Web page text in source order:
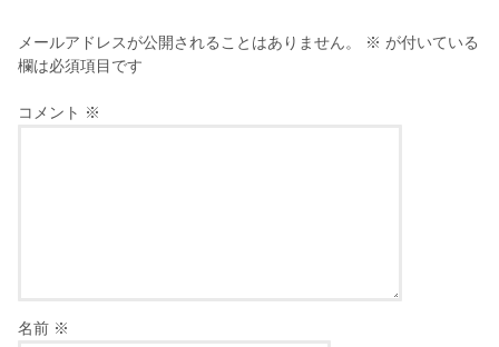
メールアドレスが公開されることはありません。 ※ が付いている
欄は必須項目です
コメント ※
名前 ※